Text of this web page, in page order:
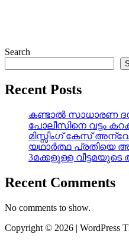
Search
Recent Posts
കണ്ടാൽ സാധാരണ
പോലീസിനെ വട്ടം
മിസ്സിംഗ് കേസ്
യഥാർത്ഥ പ്രതിയെ
3മക്കളുള്ള
Recent Comments
No comments to show.
Copyright © 2026 | WordPress